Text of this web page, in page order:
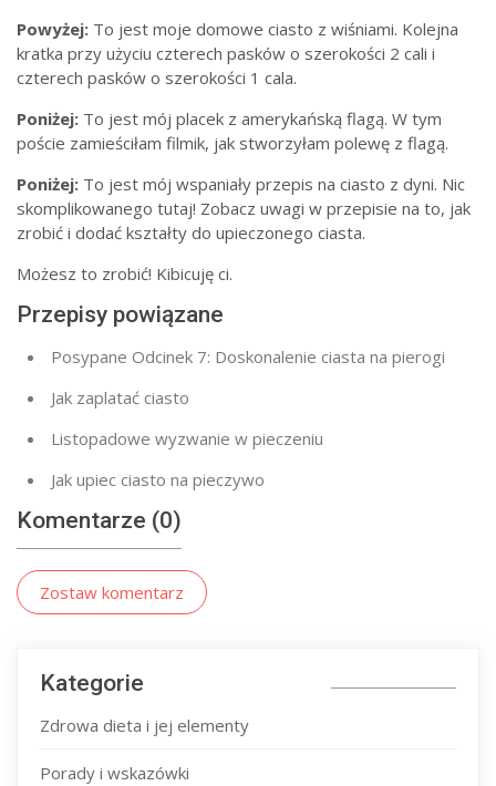
Powyżej: To jest moje domowe ciasto z wiśniami. Kolejna
kratka przy użyciu czterech pasków o szerokości 2 cali i
czterech pasków o szerokości 1 cala.
Poniżej: To jest mój placek z amerykańską flagą. W tym
poście zamieściłam filmik, jak stworzyłam polewę z flagą.
Poniżej: To jest mój wspaniały przepis na ciasto z dyni. Nic
skomplikowanego tutaj! Zobacz uwagi w przepisie na to, jak
zrobić i dodać kształty do upieczonego ciasta.
Możesz to zrobić! Kibicuję ci.
Przepisy powiązane
Posypane Odcinek 7: Doskonalenie ciasta na pierogi
Jak zaplatać ciasto
Listopadowe wyzwanie w pieczeniu
Jak upiec ciasto na pieczywo
Komentarze (0)
Zostaw komentarz
Kategorie
Zdrowa dieta i jej elementy
Porady i wskazówki